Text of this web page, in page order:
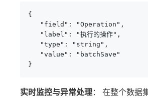
{
   "field": "Operation",
   "label": "执行的操作",
   "type": "string",
   "value": "batchSave"
}
实时监控与异常处理： 在整个数据